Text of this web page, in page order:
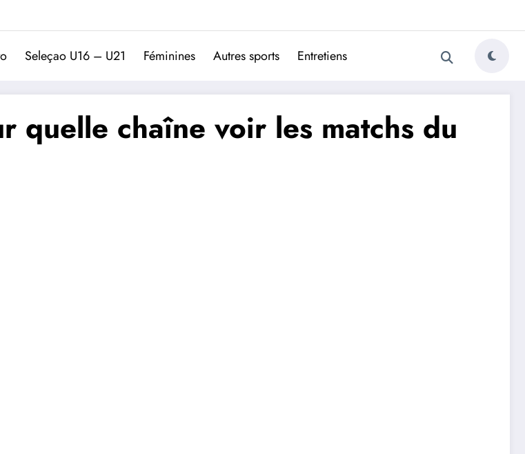
Trivela
L'actualité du football portugais
Seleçao U16 – U21 Féminines Autres sports Entretiens
quelle chaîne voir les matchs du